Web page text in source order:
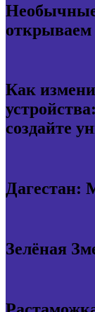
Необычные
открываем
Как
создайте
Дагестан:
Зелёная